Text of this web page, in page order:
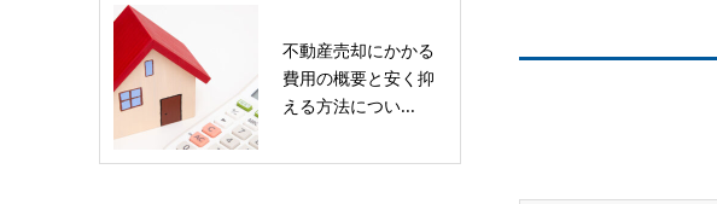
不動産売却にかかる
費用の概要と安く抑
える方法につい...